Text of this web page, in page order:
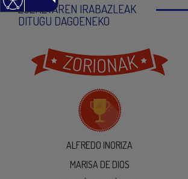
ZOZKETAREN IRABAZLEAK
DITUGU DAGOENEKO
ALFREDO INORIZA
MARISA DE DIOS